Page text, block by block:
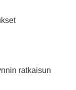
ratkaisun